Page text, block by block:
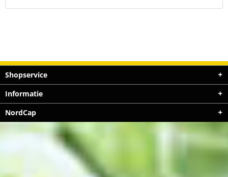
Shopservice
Informatie
NordCap